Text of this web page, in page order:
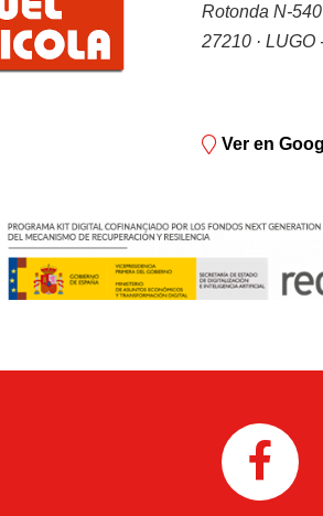
Rotonda N-
27210 · LUGO
Ver en